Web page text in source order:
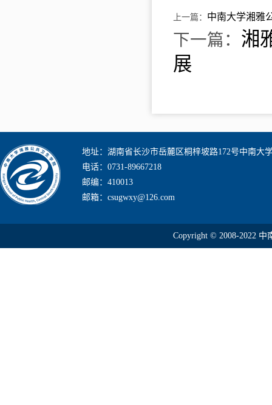
上一篇： 中南大学湘雅
下一篇： 湘
展
地址：湖南省长沙市岳麓区桐梓坡路172号中南大
电话：0731-89667218
邮编：410013
邮箱：csugwxy@126.com
Copyright © 2008-2022 中